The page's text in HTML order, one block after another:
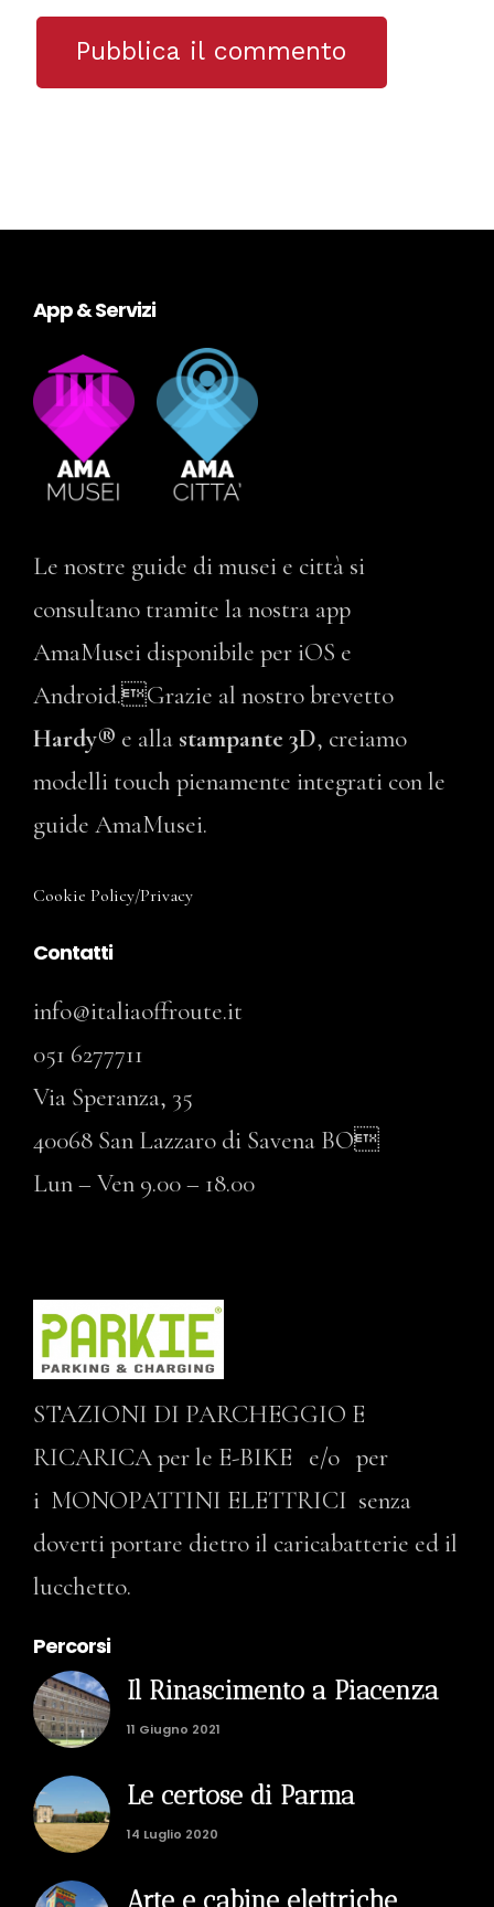
App & Servizi
Le nostre guide di musei e città si
consultano tramite la nostra app
AmaMusei disponibile per iOS e
Android.Grazie al nostro brevetto
Hardy® e alla stampante 3D, creiamo
modelli touch pienamente integrati con le
guide AmaMusei.
Cookie Policy/Privacy
Contatti
info@italiaoffroute.it
051 6277711
Via Speranza, 35
40068 San Lazzaro di Savena BO
Lun – Ven 9.00 – 18.00
STAZIONI DI PARCHEGGIO E
RICARICA per le E-BIKE e/o per
i MONOPATTINI ELETTRICI senza
doverti portare dietro il caricabatterie ed il
lucchetto.
Percorsi
Il Rinascimento a Piacenza
11 Giugno 2021
Le certose di Parma
14 Luglio 2020
Arte e cabine elettriche